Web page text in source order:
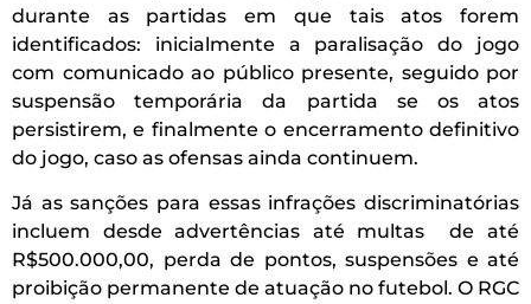
durante as partidas em que tais atos forem
identificados: inicialmente a paralisação do jogo
com comunicado ao público presente, seguido por
suspensão temporária da partida se os atos
persistirem, e finalmente o encerramento definitivo
do jogo, caso as ofensas ainda continuem.
Já as sanções para essas infrações discriminatórias
incluem desde advertências até multas de até
R$500.000,00, perda de pontos, suspensões e até
proibição permanente de atuação no futebol. O RGC